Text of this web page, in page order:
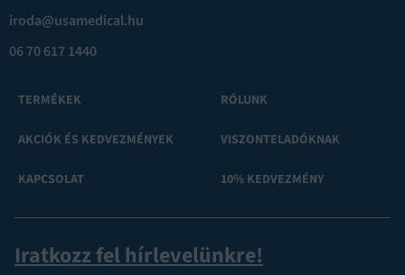
iroda@usamedical.hu
06 70 617 1440
TERMÉKEK
AKCIÓK ÉS KEDVEZMÉNYEK
KAPCSOLAT
RÓLUNK
VISZONTELADÓKNAK
10% KEDVEZMÉNY
Iratkozz fel hírlevelünkre!